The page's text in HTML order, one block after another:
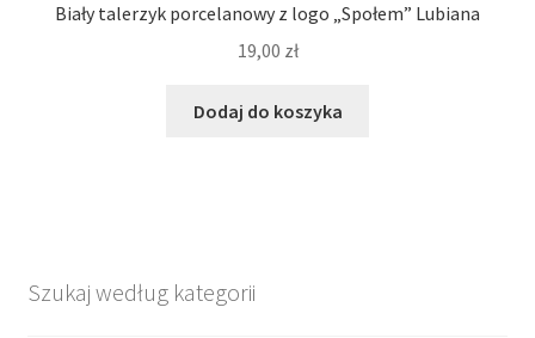
Biały talerzyk porcelanowy z logo „Społem” Lubiana
19,00 zł
Dodaj do koszyka
Szukaj według kategorii